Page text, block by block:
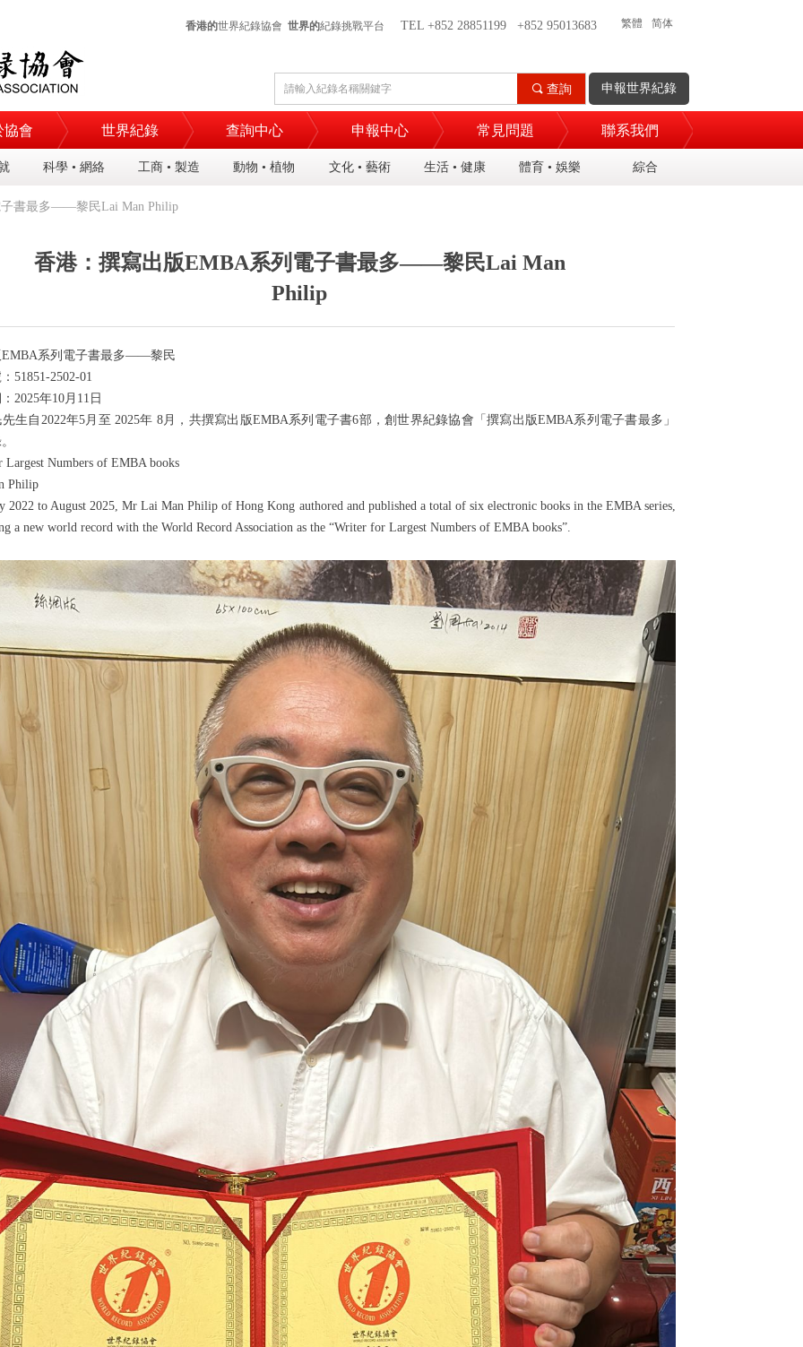
科學 • 網絡 工商 • 製造 動物 • 植物 文化 • 藝術 生活 • 健康 體育 • 娛樂 綜合
끠 查詢
協會 世界紀錄 查詢中心 申報中心 常見問題 聯系我們
香港的世界紀錄協會 世界的紀錄挑戰平台 TEL +852 28851199 +852 95013683
申報世界紀錄
繁體 简体
香港：撰寫出版EMBA系列電子書最多——黎民Lai Man
Philip
EMBA系列電子書最多——黎民
51851-2502-01
2025年10月 11 日
先生自 2022年5月至 2025年 8月，共撰寫出版EMBA系列電子書6部，創世界紀錄協會「撰寫出版EMBA系列電子書最多」
Largest Numbers of EMBA books
Philip
2022 to August 2025, Mr Lai Man Philip of Hong Kong authored and published a total of six electronic books in the EMBA series,
a new world record with the World Record Association as the “Writer for Largest Numbers of EMBA books”.
書最多——黎民Lai Man Philip